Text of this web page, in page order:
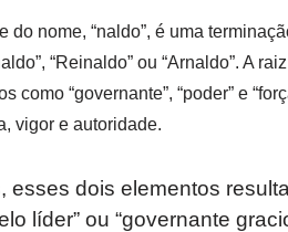
do nome, “naldo”, é uma
“Reinaldo” ou “Arnaldo”. A
como “governante”, “poder” e
vigor e autoridade.
esses dois elementos
líder” ou “governante